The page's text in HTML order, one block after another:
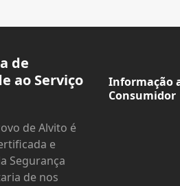
de
ao Serviço
de Alvito é
e
Segurança
de nos
Informação
Consumidor